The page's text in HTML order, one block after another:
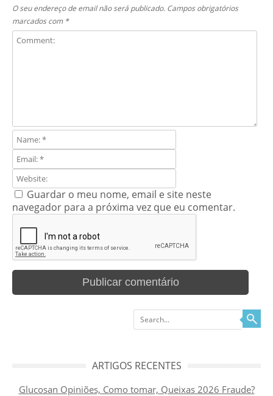
O seu endereço de email não será publicado. Campos obrigatórios
marcados com *
Guardar o meu nome, email e site neste
navegador para a próxima vez que eu comentar.
Search
ARTIGOS RECENTES
Glucosan Opiniões, Como tomar, Queixas 2026 Fraude?